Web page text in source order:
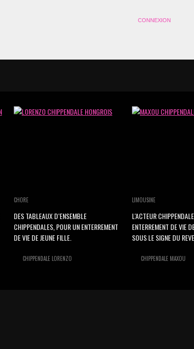
CONNEXION
CHORE
DES TABLEAUX D‘ENSEMBLE
CHIPPENDALES, POUR UN ENTERREMENT
DE VIE DE JEUNE FILLE.
CHIPPENDALE LORENZO
LIMOUSINE
L'ACTEUR
ENTERREMENT DE VIE
SOUS LE SIGNE DU REVE.
CHIPPENDALE MAXOU